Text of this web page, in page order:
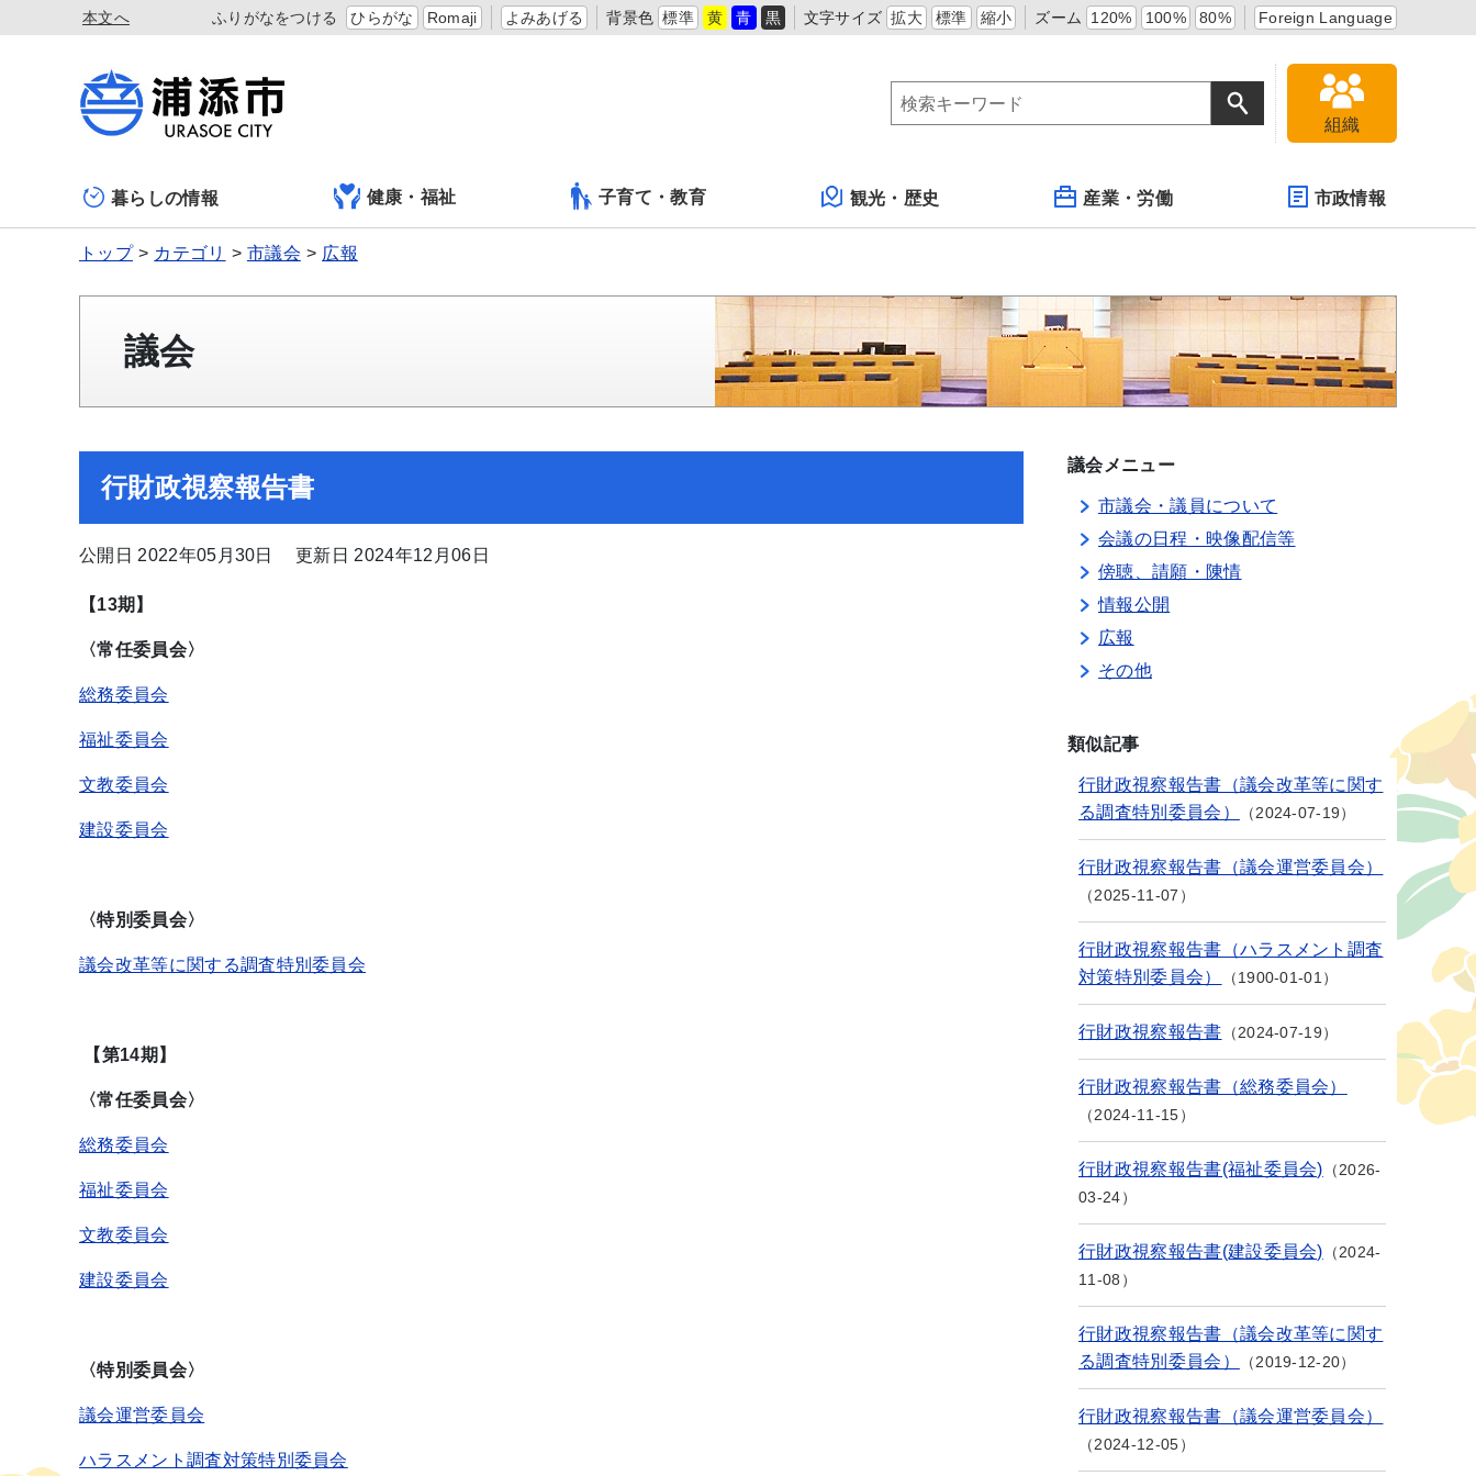
本文へ ふりがなをつける ひらがな Romaji よみあげる 背景色 標準 黄 青 黒 文字サイズ 拡大 標準 縮小 ズーム 120% 100% 80% Foreign Language
組織
暮らしの情報 健康・福祉 子育て・教育 観光・歴史 産業・労働 市政情報
トップ カテゴリ 市議会 広報
議会
行財政視察報告書
公開日 2022年05月30日 更新日 2024年12月06日
【13期】
〈常任委員会〉
総務委員会
福祉委員会
文教委員会
建設委員会
〈特別委員会〉
議会改革等に関する調査特別委員会
【第14期】
〈常任委員会〉
総務委員会
福祉委員会
文教委員会
建設委員会
〈特別委員会〉
議会運営委員会
ハラスメント調査対策特別委員会
議会メニュー
市議会・議員について
会議の日程・映像配信等
傍聴、請願・陳情
情報公開
広報
その他
類似記事
行財政視察報告書（議会改革等に関す
る調査特別委員会）
2024-07-19
行財政視察報告書（議会運営委員会）
2025-11-07
行財政視察報告書（ハラスメント調査
対策特別委員会）
1900-01-01
行財政視察報告書 2024-07-19
行財政視察報告書（総務委員会）
2024-11-15
行財政視察報告書(福祉委員会)
2026-
03-24
行財政視察報告書(建設委員会)
2024-
11-08
行財政視察報告書（議会改革等に関す
る調査特別委員会）
2019-12-20
行財政視察報告書（議会運営委員会）
2024-12-05